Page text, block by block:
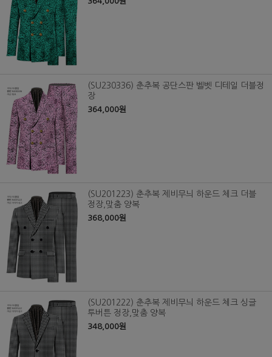
(SU230336) 춘추복 공단스판 벨벳 디테일 더블정
장
364,000원
(SU201223) 춘추복 제비무늬 하운드 체크 더블
정장,맞춤 양복
368,000원
(SU201222) 춘추복 제비무늬 하운드 체크 싱글
투버튼 정장,맞춤 양복
348,000원